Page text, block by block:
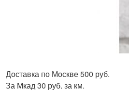
Доставка по Москве 500 руб.
За Мкад 30 руб. за км.